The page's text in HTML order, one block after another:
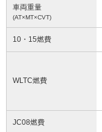
車両重量
(AT×MT×CVT)
10・15燃費
WLTC燃費
JC08燃費